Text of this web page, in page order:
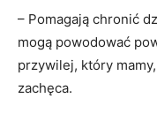
– Pomagają chronić
mogą powodować
przywilej, który
zachęca.